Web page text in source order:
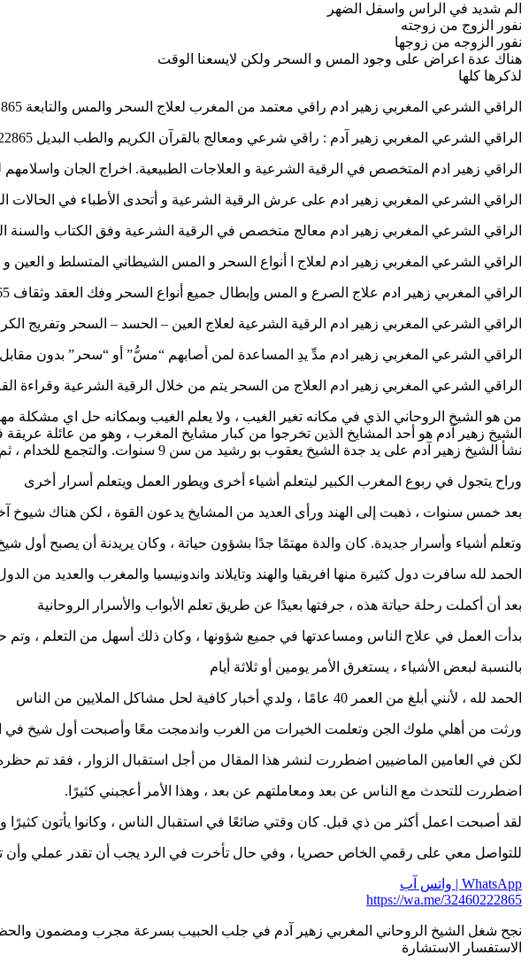
الم شديد في الراس واسفل الضهر
نفور الزوج من زوجته
نفور الزوجه من زوجها
هناك عدة اعراض على وجود المس و السحر ولكن لايسعنا الوقت
لذكرها كلها
الراقي الشرعي المغربي زهير ادم راقي معتمد من المغرب لعلاج السحر والمس والتابعة 0032460222865
الراقي الشرعي المغربي زهير آدم : راقي شرعي ومعالج بالقرآن الكريم والطب البديل 0032460222865
الراقي زهير ادم المتخصص في الرقية الشرعية و العلاجات الطبيعية. اخراج الجان واسلامهم لله تعالى
الراقي الشرعي المغربي زهير ادم على عرش الرقية الشرعية و أتحدى الأطباء في الحالات المستعصية
الراقي الشرعي المغربي زهير ادم معالج متخصص في الرقية الشرعية وفق الكتاب والسنة النبوية
الراقي الشرعي المغربي زهير ادم لعلاج ا أنواع السحر و المس الشيطاني المتسلط و العين و الحسد
الراقي المغربي زهير ادم علاج الصرع و المس وإبطال جميع أنواع السحر وفك العقد وثقاف 0032460222865
الراقي الشرعي المغربي زهير ادم الرقية الشرعية لعلاج العين – الحسد – السحر وتفريج الكرب
الراقي الشرعي المغربي زهير ادم مدِّ يدِ المساعدة لمن أصابهم “مسُّ” أو “سحر” بدون مقابل 0032460222865
الراقي الشرعي المغربي زهير ادم العلاج من السحر يتم من خلال الرقية الشرعية وقراءة القرآن
من هو الشيخ الروحاني الذي في مكانه تغير الغيب ، ولا يعلم الغيب وبمكانه حل اي مشكلة
الشيخ زهير آدم هو أحد المشايخ الذين تخرجوا من كبار مشايخ المغرب ، وهو من عائلة
نشأ الشيخ زهير آدم على يد جدة الشيخ يعقوب بو رشيد من سن 9 سنوات. والتجمع للخدام ، ثم تعلم أبواب العمل الروحي ، كأبواب الجلب وأبواب كثيرة
وراح يتجول في ربوع المغرب الكبير ليتعلم أشياء أخرى ويطور العمل ويتعلم أسرار أخرى
بعد خمس سنوات ، ذهبت إلى الهند ورأى العديد من المشايخ يدعون القوة ، لكن هناك شيوخ
وتعلم أشياء وأسرار جديدة. كان والدة مهتمًا جدًا بشؤون حياتة ، وكان يريدنة أن يصبح أول
الحمد لله سافرت دول كثيرة منها افريقيا والهند وتايلاند واندونيسيا والمغرب والعديد من
بعد أن أكملت رحلة حياتة هذه ، جرفتها بعيدًا عن طريق تعلم الأبواب والأسرار الروحانية
بدأت العمل في علاج الناس ومساعدتها في جميع شؤونها ، وكان ذلك أسهل من التعلم ،
بالنسبة لبعض الأشياء ، يستغرق الأمر يومين أو ثلاثة أيام
الحمد لله ، لأنني أبلغ من العمر 40 عامًا ، ولدي أخبار كافية لحل مشاكل الملايين من الناس
ورثت من أهلي ملوك الجن وتعلمت الخيرات من الغرب واندمجت معًا وأصبحت أول شيخ في
لكن في العامين الماضيين اضطررت لنشر هذا المقال من أجل استقبال الزوار ، فقد تم حظره
اضطررت للتحدث مع الناس عن بعد ومعاملتهم عن بعد ، وهذا الأمر أعجبني كثيرًا.
لقد أصبحت اعمل أكثر من ذي قبل. كان وقتي ضائعًا في استقبال الناس ، وكانوا يأتون
للتواصل معي على رقمي الخاص حصريا ، وفي حال تأخرت في الرد يجب أن تقدر عملي
WhatsApp | واتس آب
https://wa.me/32460222865
نجح شغل الشيخ الروحاني المغربي زهير آدم في جلب الحبيب بسرعة مجرب ومضمون
الاستفسار الاستشارة